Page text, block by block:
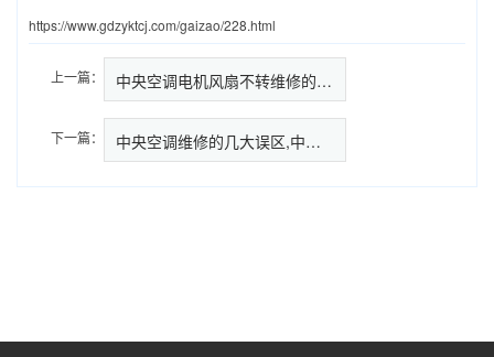
https://www.gdzyktcj.com/gaizao/228.html
上一篇： 中央空调电机风扇不转维修的方法…
下一篇： 中央空调维修的几大误区,中央空